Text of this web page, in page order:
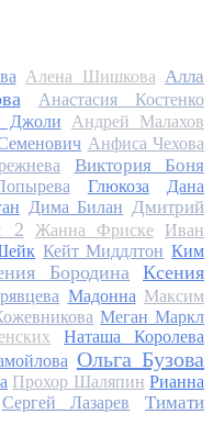
Алена Шишкова Алла
Анастасия Костенко
Джоли
Андрей Малахов
Анфиса Чехова
Виктория Боня
Глюкоза
Дана
Дима Билан Дмитрий
2 Жанна Фриске
Иван
Кейт Миддлтон Ким
Бородина
Ксения
Мадонна Максим
Меган Маркл
Наташа Королева
Ольга Бузова
Прохор Шаляпин Рианна
Сергей Лазарев
Тимати